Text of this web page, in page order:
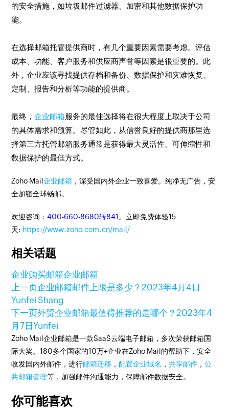
的安全措施，如垃圾邮件过滤器、加密和其他数据保护功
能。
在选择邮箱托管提供商时，有几个重要因素需要考虑。评估
成本、功能、客户服务和供应商声誉等因素是很重要的。此
外，企业应该寻找提供存档和备份、数据保护和灾难恢复、
定制、报告和分析等功能的提供商。
最终，企业邮箱服务的最佳选择将在很大程度上取决于公司
的具体需求和预算。尽管如此，从信誉良好的提供商那里选
择第三方托管邮箱服务通常是获得最大灵活性、可伸缩性和
数据保护的最佳方式。
Zoho Mail企业邮箱 ，深受国内外企业一致喜爱。纯净无广告，安
全加密全球畅邮。
欢迎咨询：400-660-8680转841 。立即免费体验15
天: https://www.zoho.com.cn/mail/
相关话题
企业购买邮箱企业邮箱
上一页企业邮箱邮件上限是多少？2023年4月4日
Yunfei Shang
下一页外贸企业邮箱最值得推荐的是哪个？2023年4
月7日Yunfei
Zoho Mail企业邮箱是一款SaaS云端电子邮箱，多次荣获邮箱国
际大奖。180多个国家的10万+企业在Zoho Mail的帮助下，安全
收发国内外邮件，进行邮箱迁移 ，配置企业域名 ，共享邮件 ，公
共邮箱管理等，加强邮件沟通能力，保障邮件数据安全。
你可能喜欢